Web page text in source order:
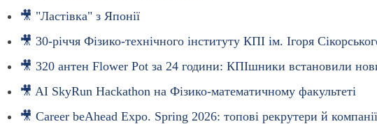
🎥 "Ластівка" з Японії
🎥 30-річчя Фізико-технічного інституту КПІ ім. Ігоря
🎥 320 антен Flower Pot за 24 години: КПІшники встановили
🎥 AI SkyRun Hackathon на Фізико-математичному факультеті
🎥 Career beAhead Expo. Spring 2026: топові рекрутери й